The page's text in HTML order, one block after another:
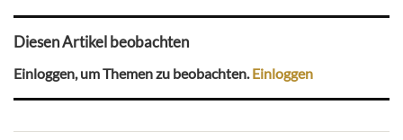
Diesen Artikel beobachten
Einloggen, um Themen zu beobachten.Einloggen